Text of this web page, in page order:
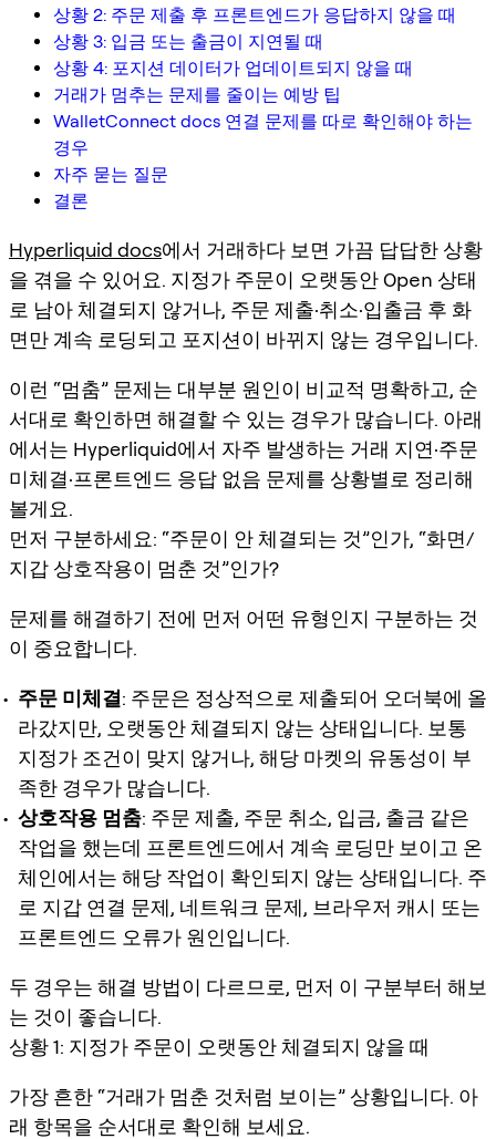
상황 2: 주문 제출 후 프론트엔드가 응답하지 않을 때
상황 3: 입금 또는 출금이 지연될 때
상황 4: 포지션 데이터가 업데이트되지 않을 때
거래가 멈추는 문제를 줄이는 예방 팁
WalletConnect docs 연결 문제를 따로 확인해야 하는
경우
자주 묻는 질문
결론
Hyperliquid docs에서 거래하다 보면 가끔 답답한 상황
을 겪을 수 있어요. 지정가 주문이 오랫동안Open 상태
로 남아 체결되지 않거나, 주문 제출·취소·입출금 후 화
면만 계속 로딩되고 포지션이 바뀌지 않는 경우입니다.
이런 “멈춤” 문제는 대부분 원인이 비교적 명확하고, 순
서대로 확인하면 해결할 수 있는 경우가 많습니다. 아래
에서는 Hyperliquid에서 자주 발생하는 거래 지연·주문
미체결·프론트엔드 응답 없음 문제를 상황별로 정리해
볼게요.
먼저 구분하세요: “주문이 안 체결되는 것”인가, “화면/
지갑 상호작용이 멈춘 것”인가?
문제를 해결하기 전에 먼저 어떤 유형인지 구분하는 것
이 중요합니다.
주문 미체결: 주문은 정상적으로 제출되어 오더북에 올
라갔지만, 오랫동안 체결되지 않는 상태입니다. 보통
지정가 조건이 맞지 않거나, 해당 마켓의 유동성이 부
족한 경우가 많습니다.
상호작용 멈춤: 주문 제출, 주문 취소, 입금, 출금 같은
작업을 했는데 프론트엔드에서 계속 로딩만 보이고 온
체인에서는 해당 작업이 확인되지 않는 상태입니다. 주
로 지갑 연결 문제, 네트워크 문제, 브라우저 캐시 또는
프론트엔드 오류가 원인입니다.
두 경우는 해결 방법이 다르므로, 먼저 이 구분부터 해보
는 것이 좋습니다.
상황 1: 지정가 주문이 오랫동안 체결되지 않을 때
가장 흔한 “거래가 멈춘 것처럼 보이는” 상황입니다. 아
래 항목을 순서대로 확인해 보세요.